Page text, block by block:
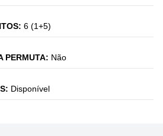
6 (1+5)
PERMUTA: Não
Disponível